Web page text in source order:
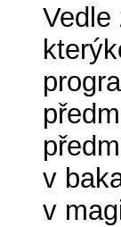
Vedle
v
v